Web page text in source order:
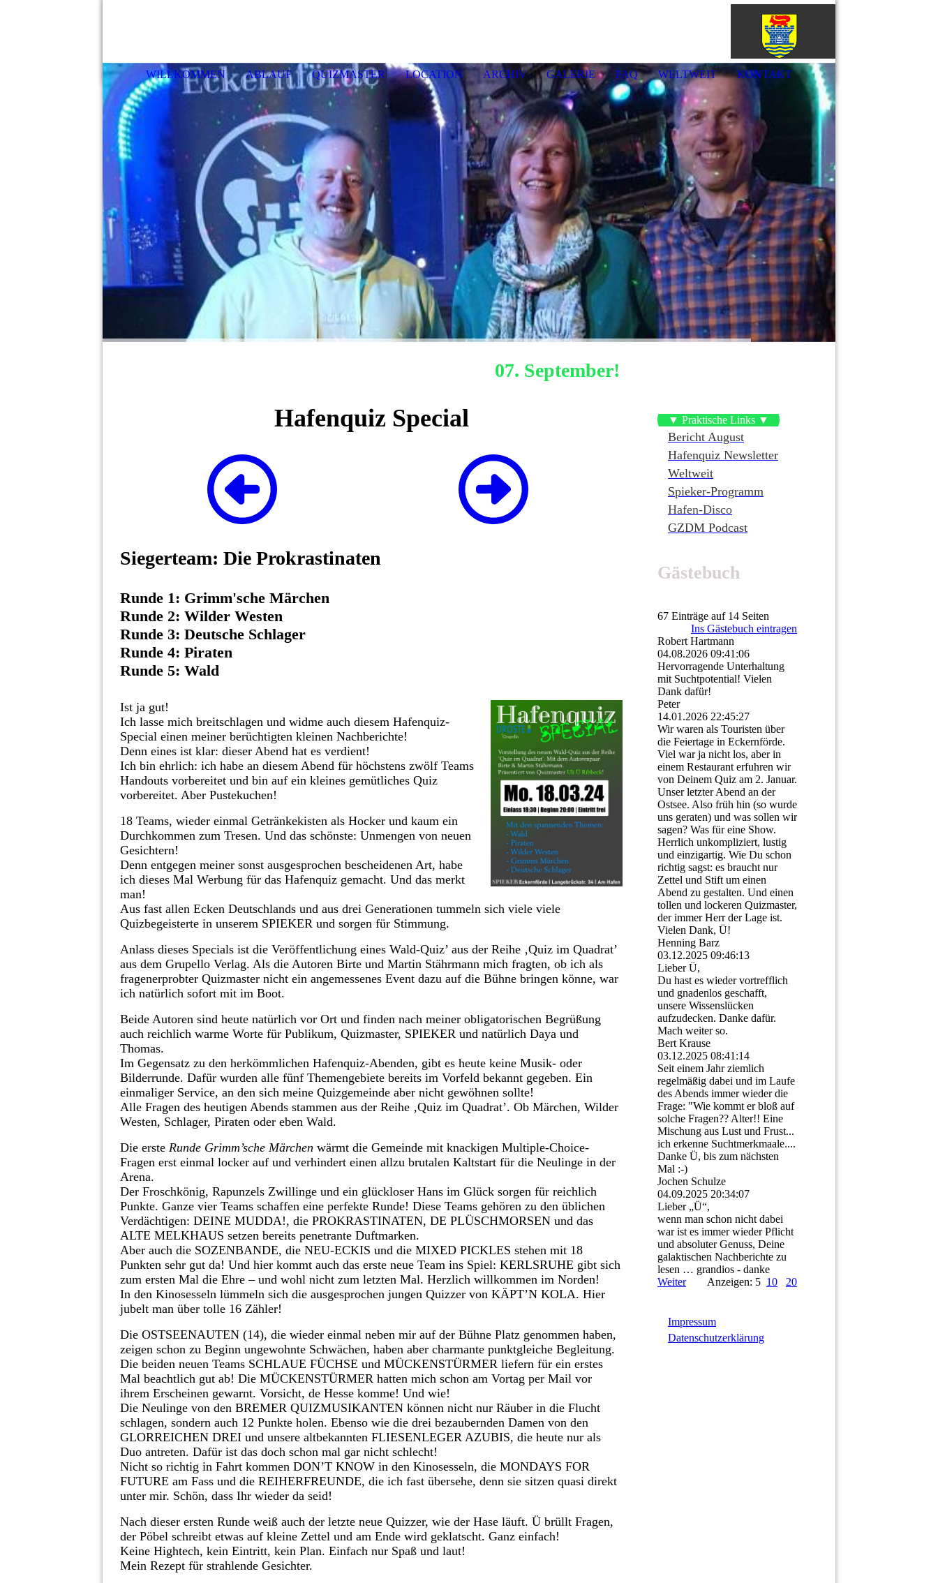
WILLKOMMEN ABLAUF QUIZMASTER LOCATION ARCHIV GALERIE FAQ WELTWEIT KONTAKT
07. September!
Hafenquiz Special
Siegerteam: Die Prokrastinaten
Runde 1: Grimm'sche Märchen
Runde 2: Wilder Westen
Runde 3: Deutsche Schlager
Runde 4: Piraten
Runde 5: Wald
Ist ja gut!
Ich lasse mich breitschlagen und widme auch diesem Hafenquiz-
Special einen meiner berüchtigten kleinen Nachberichte!
Denn eines ist klar: dieser Abend hat es verdient!
Ich bin ehrlich: ich habe an diesem Abend für höchstens zwölf Teams
Handouts vorbereitet und bin auf ein kleines gemütliches Quiz
vorbereitet. Aber Pustekuchen!
18 Teams, wieder einmal Getränkekisten als Hocker und kaum ein
Durchkommen zum Tresen. Und das schönste: Unmengen von neuen
Gesichtern!
Denn entgegen meiner sonst ausgesprochen bescheidenen Art, habe
ich dieses Mal Werbung für das Hafenquiz gemacht. Und das merkt
man!
Aus fast allen Ecken Deutschlands und aus drei Generationen tummeln sich viele viele
Quizbegeisterte in unserem SPIEKER und sorgen für Stimmung.
Anlass dieses Specials ist die Veröffentlichung eines Wald-Quiz’ aus der Reihe ‚Quiz im Quadrat’
aus dem Grupello Verlag. Als die Autoren Birte und Martin Stährmann mich fragten, ob ich als
fragenerprobter Quizmaster nicht ein angemessenes Event dazu auf die Bühne bringen könne, war
ich natürlich sofort mit im Boot.
Beide Autoren sind heute natürlich vor Ort und finden nach meiner obligatorischen Begrüßung
auch reichlich warme Worte für Publikum, Quizmaster, SPIEKER und natürlich Daya und
Thomas.
Im Gegensatz zu den herkömmlichen Hafenquiz-Abenden, gibt es heute keine Musik- oder
Bilderrunde. Dafür wurden alle fünf Themengebiete bereits im Vorfeld bekannt gegeben. Ein
einmaliger Service, an den sich meine Quizgemeinde aber nicht gewöhnen sollte!
Alle Fragen des heutigen Abends stammen aus der Reihe ‚Quiz im Quadrat’. Ob Märchen, Wilder
Westen, Schlager, Piraten oder eben Wald.
Die erste Runde Grimm’sche Märchen wärmt die Gemeinde mit knackigen Multiple-Choice-
Fragen erst einmal locker auf und verhindert einen allzu brutalen Kaltstart für die Neulinge in der
Arena.
Der Froschkönig, Rapunzels Zwillinge und ein glückloser Hans im Glück sorgen für reichlich
Punkte. Ganze vier Teams schaffen eine perfekte Runde! Diese Teams gehören zu den üblichen
Verdächtigen: DEINE MUDDA!, die PROKRASTINATEN, DE PLÜSCHMORSEN und das
ALTE MELKHAUS setzen bereits penetrante Duftmarken.
Aber auch die SOZENBANDE, die NEU-ECKIS und die MIXED PICKLES stehen mit 18
Punkten sehr gut da! Und hier kommt auch das erste neue Team ins Spiel: KERLSRUHE gibt sich
zum ersten Mal die Ehre – und wohl nicht zum letzten Mal. Herzlich willkommen im Norden!
In den Kinosesseln lümmeln sich die ausgesprochen jungen Quizzer von KÄPT’N KOLA. Hier
jubelt man über tolle 16 Zähler!
Die OSTSEENAUTEN (14), die wieder einmal neben mir auf der Bühne Platz genommen haben,
zeigen schon zu Beginn ungewohnte Schwächen, haben aber charmante punktgleiche Begleitung.
Die beiden neuen Teams SCHLAUE FÜCHSE und MÜCKENSTÜRMER liefern für ein erstes
Mal beachtlich gut ab! Die MÜCKENSTÜRMER hatten mich schon am Vortag per Mail vor
ihrem Erscheinen gewarnt. Vorsicht, de Hesse komme! Und wie!
Die Neulinge von den BREMER QUIZMUSIKANTEN können nicht nur Räuber in die Flucht
schlagen, sondern auch 12 Punkte holen. Ebenso wie die drei bezaubernden Damen von den
GLORREICHEN DREI und unsere altbekannten FLIESENLEGER AZUBIS, die heute nur als
Duo antreten. Dafür ist das doch schon mal gar nicht schlecht!
Nicht so richtig in Fahrt kommen DON’T KNOW in den Kinosesseln, die MONDAYS FOR
FUTURE am Fass und die REIHERFREUNDE, die ich fast übersehe, denn sie sitzen quasi direkt
unter mir. Schön, dass Ihr wieder da seid!
Nach dieser ersten Runde weiß auch der letzte neue Quizzer, wie der Hase läuft. Ü brüllt Fragen,
der Pöbel schreibt etwas auf kleine Zettel und am Ende wird geklatscht. Ganz einfach!
Keine Hightech, kein Eintritt, kein Plan. Einfach nur Spaß und laut!
Mein Rezept für strahlende Gesichter.
▼ Praktische Links ▼
Bericht August
Hafenquiz Newsletter
Weltweit
Spieker-Programm
Hafen-Disco
GZDM Podcast
Gästebuch
67 Einträge auf 14 Seiten
Ins Gästebuch eintragen
Robert Hartmann
04.08.2026 09:41:06
Hervorragende Unterhaltung
mit Suchtpotential! Vielen
Dank dafür!
Peter
14.01.2026 22:45:27
Wir waren als Touristen über
die Feiertage in Eckernförde.
Viel war ja nicht los, aber in
einem Restaurant erfuhren wir
von Deinem Quiz am 2. Januar.
Unser letzter Abend an der
Ostsee. Also früh hin (so wurde
uns geraten) und was sollen wir
sagen? Was für eine Show.
Herrlich unkompliziert, lustig
und einzigartig. Wie Du schon
richtig sagst: es braucht nur
Zettel und Stift um einen
Abend zu gestalten. Und einen
tollen und lockeren Quizmaster,
der immer Herr der Lage ist.
Vielen Dank, Ü!
Henning Barz
03.12.2025 09:46:13
Lieber Ü,
Du hast es wieder vortrefflich
und gnadenlos geschafft,
unsere Wissenslücken
aufzudecken. Danke dafür.
Mach weiter so.
Bert Krause
03.12.2025 08:41:14
Seit einem Jahr ziemlich
regelmäßig dabei und im Laufe
des Abends immer wieder die
Frage: "Wie kommt er bloß auf
solche Fragen?? Alter!! Eine
Mischung aus Lust und Frust...
ich erkenne Suchtmerkmaale....
Danke Ü, bis zum nächsten
Mal :-)
Jochen Schulze
04.09.2025 20:34:07
Lieber „Ü“,
wenn man schon nicht dabei
war ist es immer wieder Pflicht
und absoluter Genuss, Deine
galaktischen Nachberichte zu
lesen … grandios - danke
Weiter
Anzeigen: 5 10 20
Impressum
Datenschutzerklärung